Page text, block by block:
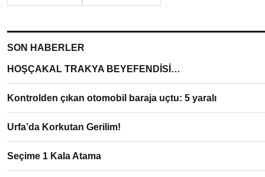
SON HABERLER
HOŞÇAKAL TRAKYA BEYEFENDİSİ…
Kontrolden çıkan otomobil baraja uçtu: 5 yaralı
Urfa’da Korkutan Gerilim!
Seçime 1 Kala Atama